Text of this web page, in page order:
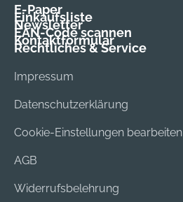
E-Paper
Einkaufsliste
Newsletter
EAN-Code scannen
Kontaktformular
Rechtliches & Service
Impressum
Datenschutzerklärung
Cookie-Einstellungen bearbeiten
AGB
Widerrufsbelehrung